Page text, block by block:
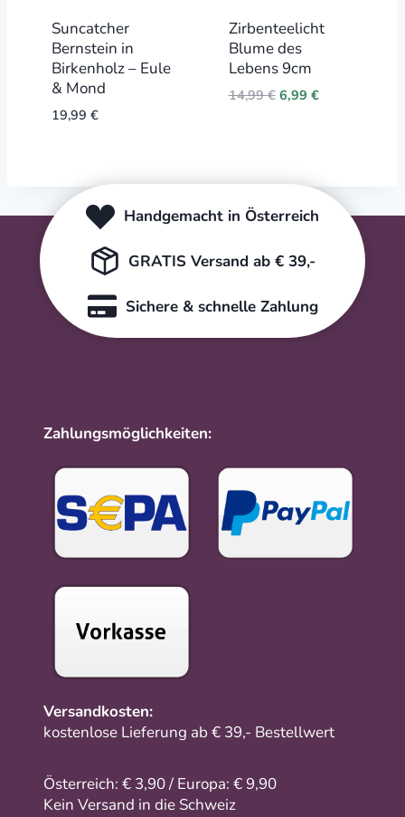
Suncatcher
Bernstein in
Birkenholz – Eule
& Mond
19,99 €
Zirbenteelicht
Blume des
Lebens 9cm
14,99€ Original
6,99 €Current
Handgemacht in Österreich
GRATIS Versand ab € 39,-
Sichere & schnelle Zahlung
Zahlungsmöglichkeiten:
Versandkosten:
kostenlose Lieferung ab € 39,- Bestellwert
Österreich: € 3,90 / Europa: € 9,90
Kein Versand in die Schweiz